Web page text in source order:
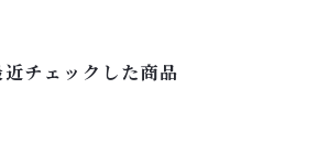
近チェックした商品